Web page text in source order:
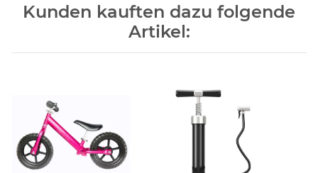
Kunden kauften dazu folgende
Artikel: